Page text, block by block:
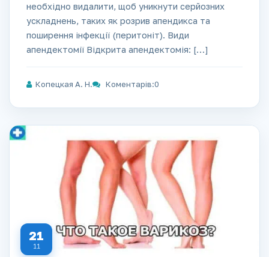
необхідно видалити, щоб уникнути серйозних
ускладнень, таких як розрив апендикса та
поширення інфекції (перитоніт). Види
апендектомії Відкрита апендектомія: […]
Копецкая А. Н. Коментарів:0
21
11